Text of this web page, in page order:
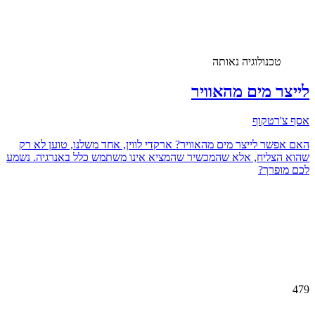
טכנולוגיה נאותה
לייצר מים מהאוויר
אסף צ'רטקוף
האם אפשר לייצר מים מהאוויר? ארקדי לווין, אחד משלנו, טוען לא רק
שהוא הצליח, אלא שהמכשיר שהמציא אינו משתמש כלל באנרגיה. נשמע
לכם מופרך?
479